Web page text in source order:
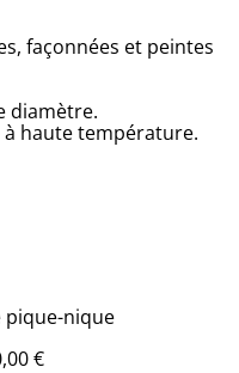
façonnées et peintes
diamètre.
haute température.
pique-nique
€